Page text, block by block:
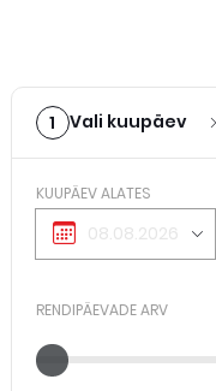
1 Vali kuupäev
KUUPÄEV ALATES
RENDIPÄEVADE ARV